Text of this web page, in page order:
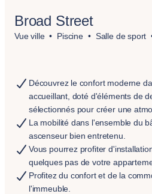
Broad Street
Vue ville Piscine Salle de sport
Découvrez le confort moderne
accueillant, doté d'éléments de
sélectionnés pour créer une
La mobilité dans l'ensemble du
ascenseur bien entretenu.
Vous pourrez profiter
quelques pas de votre
Profitez du confort et de la
l'immeuble.